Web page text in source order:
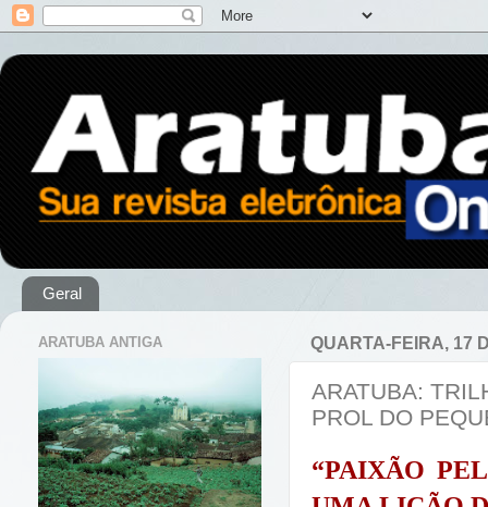
Geral
QUARTA-FEIRA, 17
ARATUBA:
PROL DO
“PAIXÃO
ARATUBA ANTIGA